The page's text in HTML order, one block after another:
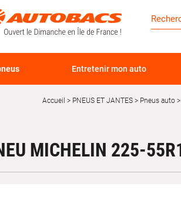
Entretenir mon auto
Accueil PNEUS ET JANTES Pneus auto
MICHELIN 225-